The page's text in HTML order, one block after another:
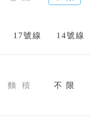
17號線 14號線
麵 積 不 限